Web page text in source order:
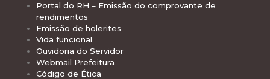
Portal do RH – Emissão do comprovante de
rendimentos
Emissão de holerites
Vida funcional
Ouvidoria do Servidor
Webmail Prefeitura
Código de Ética